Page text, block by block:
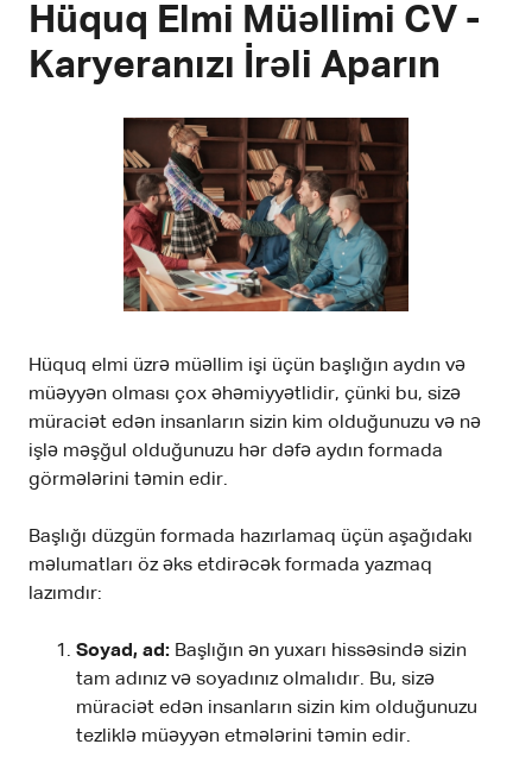
Hüquq Elmi Müəllimi CV -
Karyeranızı İrəli Aparın
Hüquq elmi üzrə müəllim işi üçün başlığın aydın və
müəyyən olması çox əhəmiyyətlidir, çünki bu, sizə
müraciət edən insanların sizin kim olduğunuzu və nə
işlə məşğul olduğunuzu hər dəfə aydın formada
görmələrini təmin edir.
Başlığı düzgün formada hazırlamaq üçün aşağıdakı
məlumatları öz əks etdirəcək formada yazmaq
lazımdır:
Soyad, ad: Başlığın ən yuxarı hissəsində sizin
tam adınız və soyadınız olmalıdır. Bu, sizə
müraciət edən insanların sizin kim olduğunuzu
tezliklə müəyyən etmələrini təmin edir.